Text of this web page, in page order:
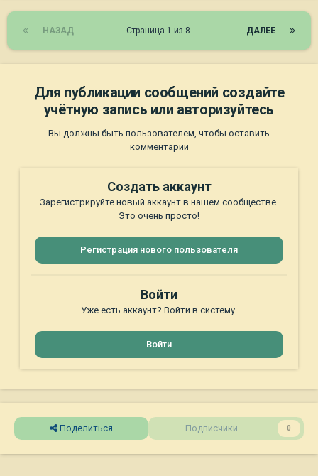
НАЗАД ДАЛЕЕ
Страница 1 из 8
Для публикации сообщений создайте
учётную запись или авторизуйтесь
Вы должны быть пользователем, чтобы оставить
комментарий
Создать аккаунт
Зарегистрируйте новый аккаунт в нашем сообществе.
Это очень просто!
Регистрация нового пользователя
Войти
Уже есть аккаунт? Войти в систему.
Войти
Поделиться Подписчики 0